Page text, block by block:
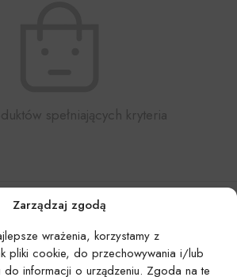
Zarządzaj zgodą
wrażenia, korzystamy z
pliki cookie, do przechowywania i/lub
do informacji o urządzeniu. Zgoda na te
spełniających kryteria